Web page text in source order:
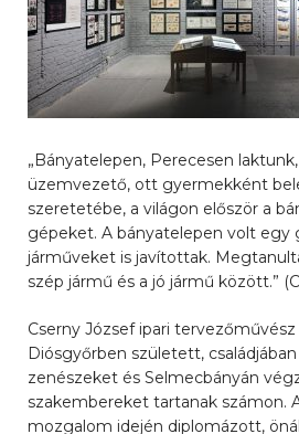
„Bányatelepen, Perecesen
üzemvezető, ott gyermekként
szeretetébe, a világon először a
gépeket. A bányatelepen volt egy
járműveket is javítottak.
szép jármű és a jó jármű között.”
Cserny József ipari tervezőművész
Diósgyőrben született,
zenészeket és Selmecbányán
szakembereket tartanak számon.
mozgalom idején diplomázott,